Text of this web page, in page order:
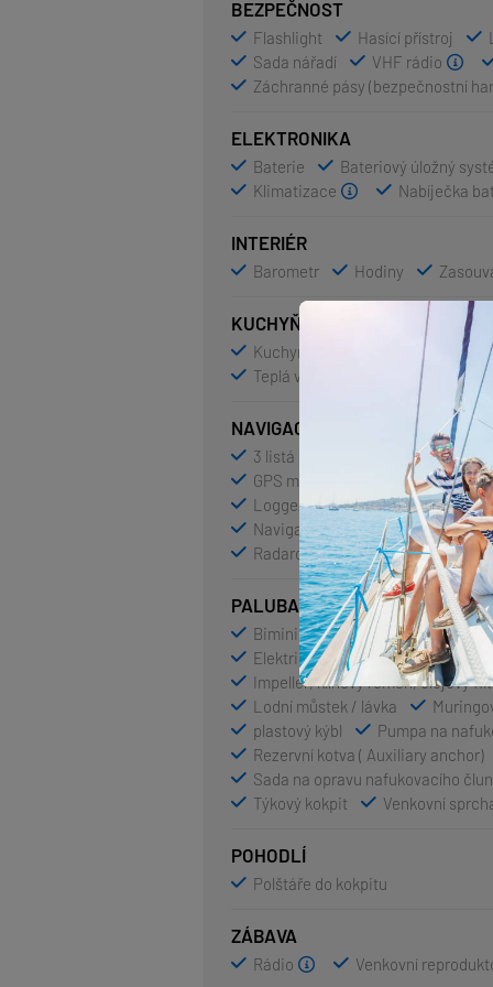
BEZPEČNOST
Flashlight Hasící přístroj
Sada nářadí
VHF rádio
Záchranné pásy (bezpečnostní
ELEKTRONIKA
Baterie Bateriový úložný
Klimatizace
Nabíječka
INTERIÉR
Barometr Hodiny
KUCHYŇKA
Kuchyňské potřeby ( kuchyňské
Teplá voda
NAVIGACE
3 listá sklopná vrtule AIS
GPS mapový plotter - kokpit
Logge/Lot/Speed/Wind
Navigační pravítko
Navigační
Radarový odražeč
Windex
PALUBA
Bimini Bocmanská sedačka
Elektrický kotevní vrátek
Impeller, klínový řemen, olejový
Lodní můstek / lávka
plastový kýbl
Pumpa na
Rezervní kotva ( Auxiliary anchor)
Sada na opravu nafukovacího
Týkový kokpit
Venkovní
POHODLÍ
Polštáře do kokpitu
ZÁBAVA
Rádio Venkovní